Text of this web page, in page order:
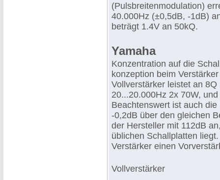
(Pulsbreitenmodulation)
40.000Hz (±0,5dB, -1dB)
beträgt 1.4V an 50kQ.
Yamaha
Konzentration auf die
konzeption beim
Vollverstärker leistet an
20...20.000Hz 2x 70W,
Beachtenswert ist auch
-0,2dB über den gleichen
der Hersteller mit 112dB
üblichen Schallplatten
Verstärker einen
Vollverstärker